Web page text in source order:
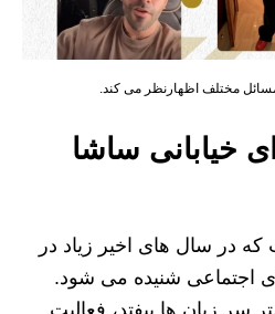
مختلف اظهارنظر می کند.
خیابانی ساشا
در سال های اخیر زیاد در
اجتماعی شنیده می شود.
سر زبان ها بیفتد، فعالیت